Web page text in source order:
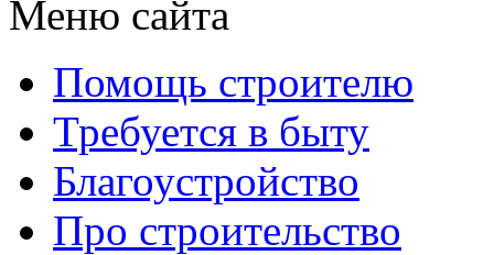
Меню сайта
Помощь строителю
Требуется в быту
Благоустройство
Про строительство